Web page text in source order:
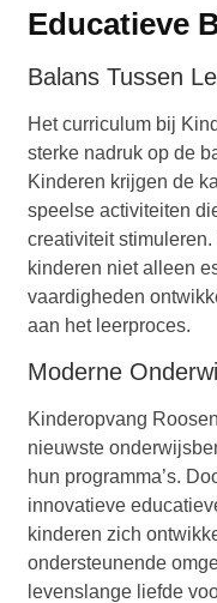
Educatieve
Balans Tussen
Het curriculum bij
sterke nadruk op de
Kinderen krijgen de
speelse activiteiten
creativiteit
kinderen niet alleen
vaardigheden
aan het leerproces.
Moderne
Kinderopvang
nieuwste
hun programma’s.
innovatieve
kinderen zich
ondersteunende
levenslange liefde